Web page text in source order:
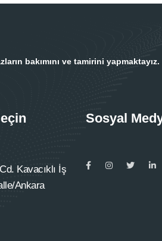
bakımını ve tamirini yapmaktayız.
Kavacıklı İş
Ankara
Sosyal